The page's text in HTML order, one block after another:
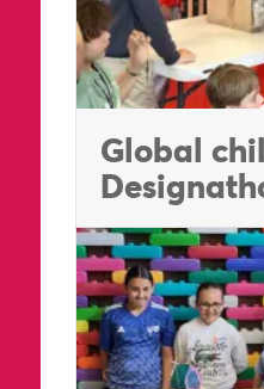
Global